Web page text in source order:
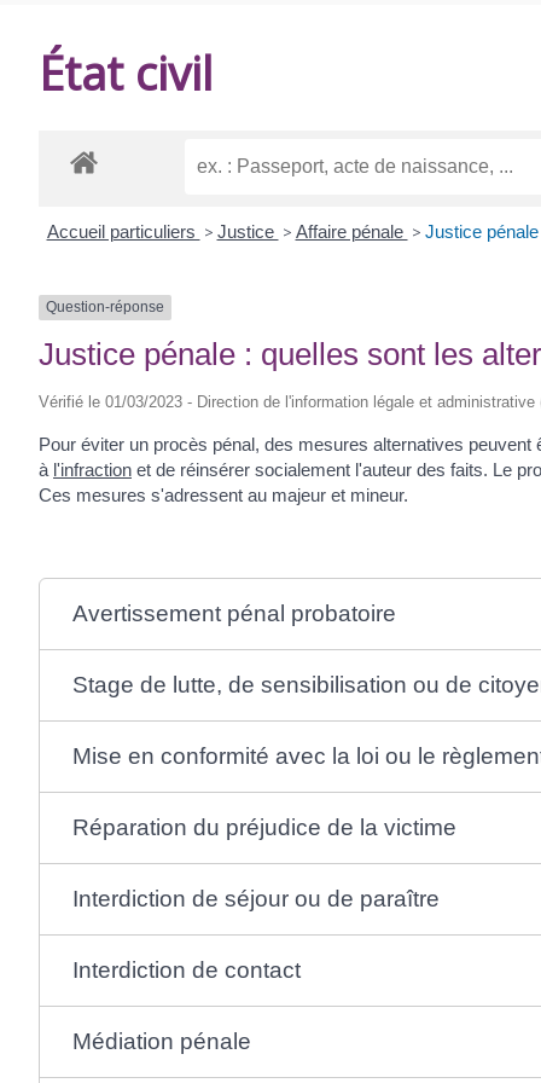
État civil
Accueil particuliers > Justice > Affaire pénale > Justice
Question-réponse
Justice pénale : quelles sont les
Vérifié le 01/03/2023 - Direction de l'information légale et administrative
Pour éviter un procès pénal, des mesures alternatives peuvent
à l'infraction et de réinsérer socialement l'auteur des faits. Le
Ces mesures s'adressent au majeur et mineur.
Avertissement pénal probatoire
Stage de lutte, de sensibilisation ou de
Mise en conformité avec la loi ou le
Réparation du préjudice de la victime
Interdiction de séjour ou de paraître
Interdiction de contact
Médiation pénale